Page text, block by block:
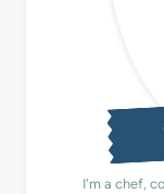
I'm a chef,